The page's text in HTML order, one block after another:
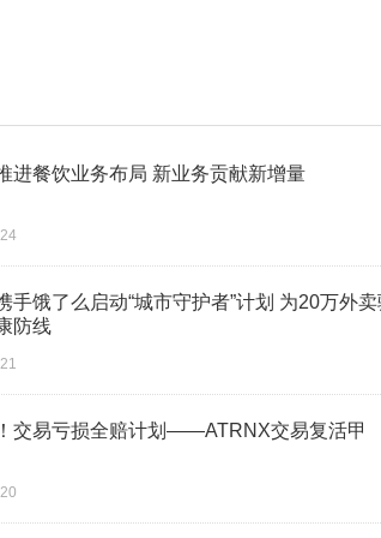
进餐饮业务布局 新业务贡献新增量
手饿了么启动“城市守护者”计划 为20万外卖
防线
交易亏损全赔计划——ATRNX交易复活甲